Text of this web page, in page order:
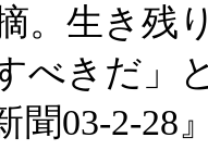
。生き残
べきだ」
聞03-2-